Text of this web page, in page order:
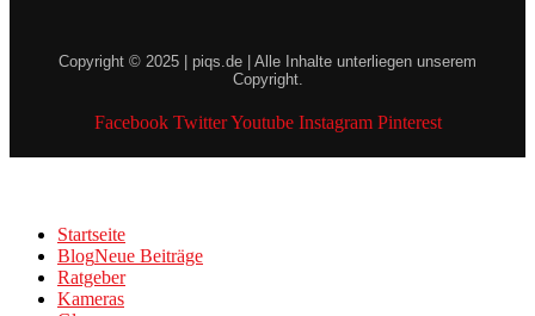
Copyright © 2025 | piqs.de | Alle Inhalte unterliegen unserem
Copyright.
Facebook Twitter Youtube Instagram Pinterest
Startseite
BlogNeue Beiträge
Ratgeber
Kameras